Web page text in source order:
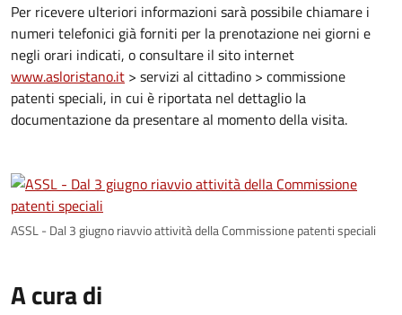
Per ricevere ulteriori informazioni sarà possibile chiamare i
numeri telefonici già forniti per la prenotazione nei giorni e
negli orari indicati, o consultare il sito internet
www.asloristano.it > servizi al cittadino > commissione
patenti speciali, in cui è riportata nel dettaglio la
documentazione da presentare al momento della visita.
ASSL - Dal 3 giugno riavvio attività della Commissione patenti speciali
A cura di